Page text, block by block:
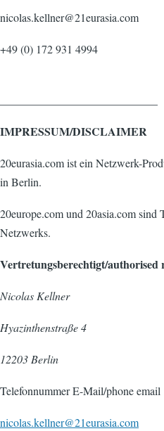
nicolas.kellner@21eurasia.com
+49 (0) 172 931 4994
IMPRESSUM/DISCLAIMER
20eurasia.com ist ein Netzwerk-
in Berlin.
20europe.com und 20asia.com sind
Netzwerks.
Vertretungsberechtigt/authorised
Nicolas Kellner
Hyazinthenstraße 4
12203 Berlin
Telefonnummer E-Mail/phone email
nicolas.kellner@21eurasia.com